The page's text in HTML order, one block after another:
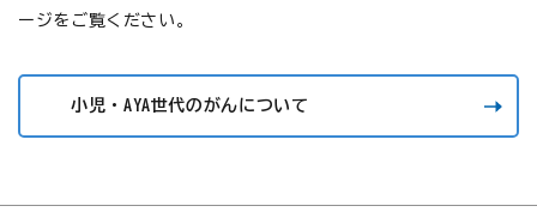
ージをご覧ください。
小児・AYA世代のがんについて